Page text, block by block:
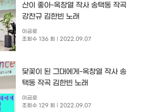
산이 좋아-옥창열 작사 송택동 작곡
강찬규 김한빈 노래
이금로
조회수 136 회
| 2022.09.07
닻꽃이 된 그대에게-옥창열 작사 송
택동 작곡 김한빈 노래
이금로
조회수 129 회
| 2022.09.07